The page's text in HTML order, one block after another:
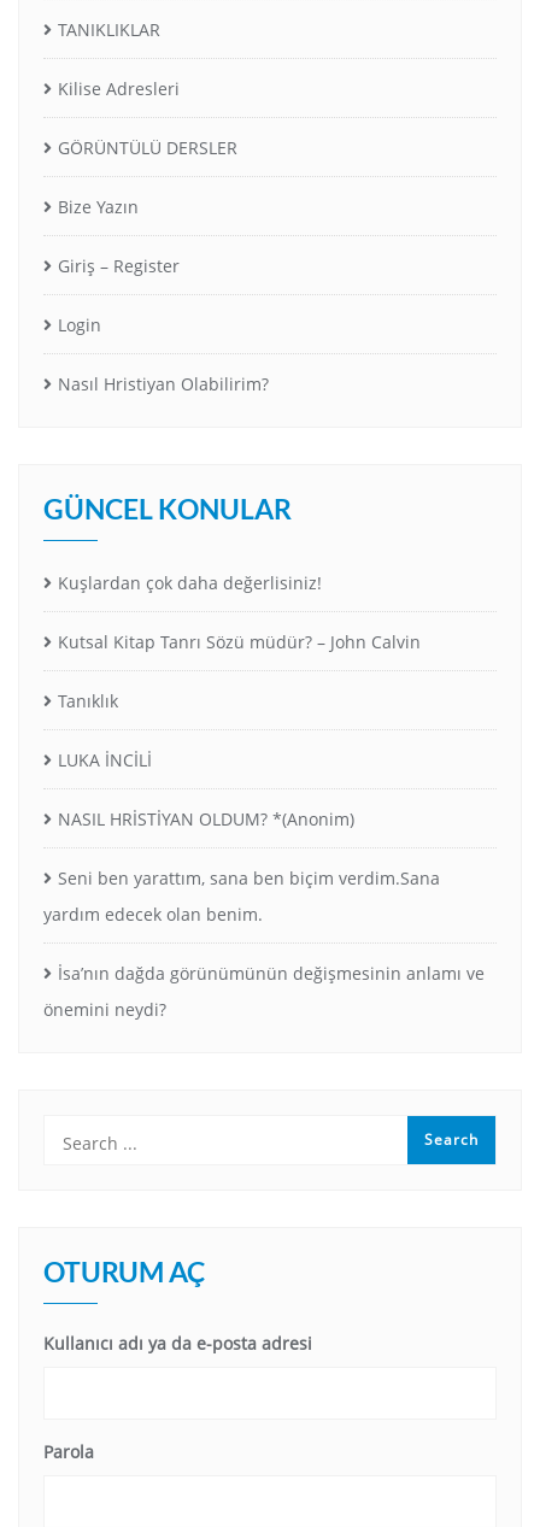
TANIKLIKLAR
Kilise Adresleri
GÖRÜNTÜLÜ DERSLER
Bize Yazın
Giriş – Register
Login
Nasıl Hristiyan Olabilirim?
GÜNCEL KONULAR
Kuşlardan çok daha değerlisiniz!
Kutsal Kitap Tanrı Sözü müdür? – John Calvin
Tanıklık
LUKA İNCİLİ
NASIL HRİSTİYAN OLDUM? *(Anonim)
Seni ben yarattım, sana ben biçim verdim.Sana
yardım edecek olan benim.
İsa’nın dağda görünümünün değişmesinin anlamı ve
önemini neydi?
OTURUM AÇ
Kullanıcı adı ya da e-posta adresi
Parola